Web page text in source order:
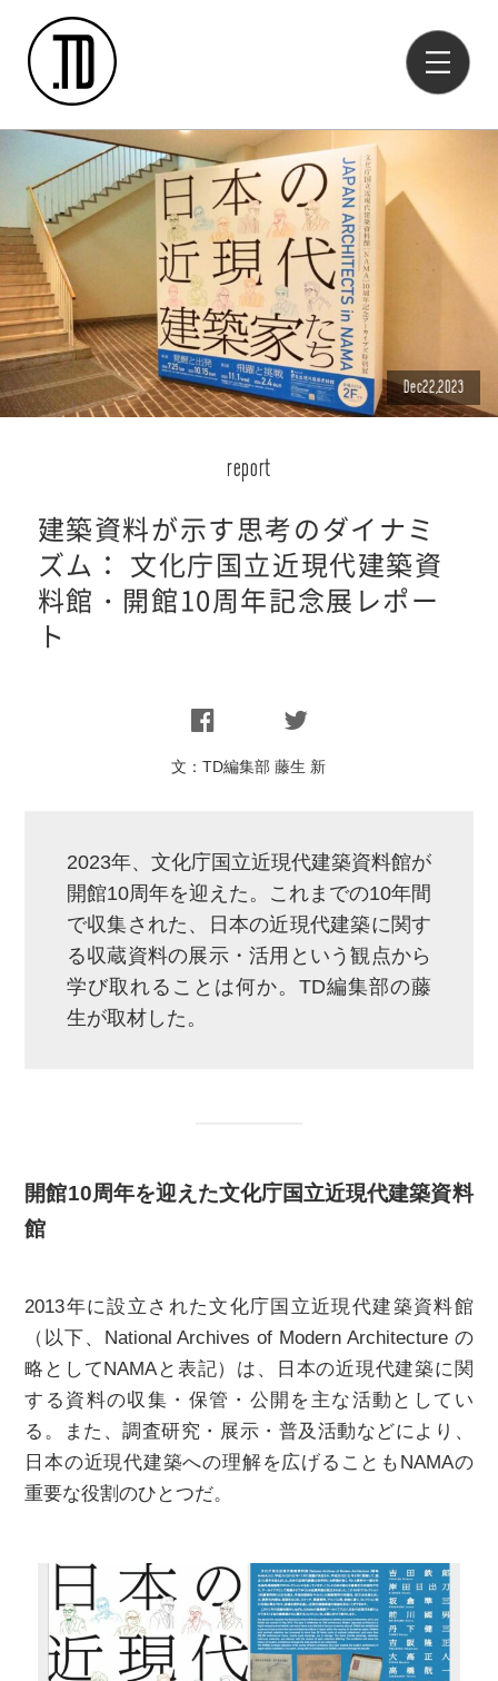
Dec22,2023
report
建築資料が示す思考のダイナミ
ズム： 文化庁国立近現代建築資
料館・開館10周年記念展レポー
ト
文：TD編集部 藤生 新
2023年、⽂化庁国⽴近現代建築資料館が
開館10周年を迎えた。これまでの10年間
で収集された、⽇本の近現代建築に関す
る収蔵資料の展⽰・活⽤という観点から
学び取れることは何か。TD編集部の藤
⽣が取材した。
開館10周年を迎えた⽂化庁国⽴近現代建築資料
館
2013年に設立された⽂化庁国⽴近現代建築資料館
（以下、National Archives of Modern Architecture の
略としてNAMAと表記）は、⽇本の近現代建築に関
する資料の収集・保管・公開を主な活動としてい
る。また、調査研究・展⽰・普及活動などにより、
日本の近現代建築への理解を広げることもNAMAの
重要な役割のひとつだ。